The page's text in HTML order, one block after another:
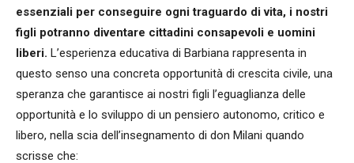
essenziali per conseguire ogni traguardo di vita, i nostri
figli potranno diventare cittadini consapevoli e uomini
liberi. L’esperienza educativa di Barbiana rappresenta in
questo senso una concreta opportunità di crescita civile, una
speranza che garantisce ai nostri figli l’eguaglianza delle
opportunità e lo sviluppo di un pensiero autonomo, critico e
libero, nella scia dell’insegnamento di don Milani quando
scrisse che: